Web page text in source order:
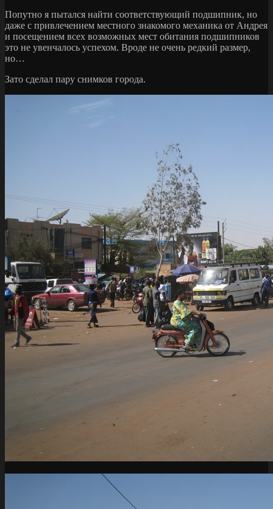
Попутно я пытался найти соответствующий подшипник, но
даже с привлечением местного знакомого механика от Андрея
и посещением всех возможных мест обитания подшипников
это не увенчалось успехом. Вроде не очень редкий размер,
но…
Зато сделал пару снимков города.